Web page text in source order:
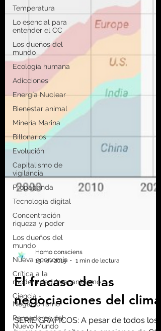
Temperatura
Lo esencial para
entender el CC
Los dueños del
mundo
Ecología humana
Adicciones
Energía Nuclear
Bienestar animal
Minería Marina
Billonarios
Evolución
Capitalismo de
vigilancia
Propaganda
Tecnología digital
Concentración
riqueza y poder
Los dueños del
mundo
Nueva economía
Crítica a la
modernidad/mecanicismo
Ciencia -
Negacionismo
Pensadores del
Nuevo Mundo
Homo consciens
13 nov 2019
1 min de lectura
El fracaso de las